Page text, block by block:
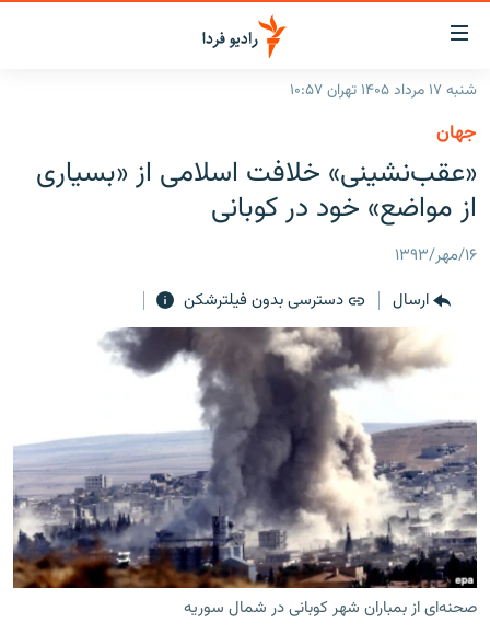
لینک‌های
قابلیت
دسترسی
بازگشت
منوی
اصلی
رفتن
صفحه
جستجو
جهان
برنامه‌های رادیویی
فرکانس‌ها
پادکست
چندرسانه‌ای
گزارش‌های تصویری
گزارش‌های ویدئویی
زنان فردا
به ما بپیوندید
زبان‌های دیگر
شنبه ۱۷ مرداد ۱۴۰۵ تهران ۱۰:۵۷
جهان
«عقب‌نشینی» خلافت اسلامی از «بسیاری
از مواضع» خود در کوبانی
۱۶/مهر/۱۳۹۳
ارسال
دسترسی بدون فیلترشکن
صحنه‌ای از بمباران شهر کوبانی در شمال سوریه